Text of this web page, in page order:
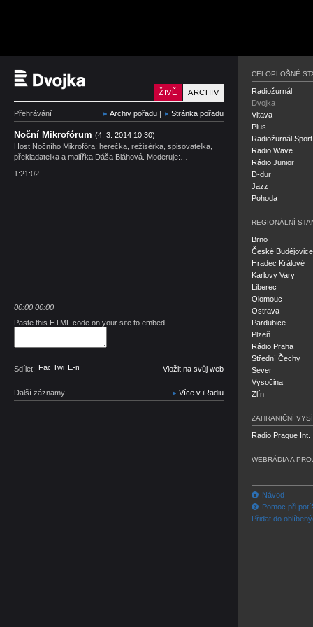
Český rozhlas Dvojka
ARCHIV
ŽIVĚ
Přehrávání Archiv pořadu | Stránka pořadu
Noční Mikrofórum (4. 3. 2014 10:30)
Host Nočního Mikrofóra: herečka, režisérka, spisovatelka,
překladatelka a malířka Dáša Bláhová. Moderuje:…
1:21:02
00:00 00:00
Paste this HTML code on your site to embed.
Sdílet: Facebook
TwitterE-mail Vložit na svůj web
Další záznamy Více v iRadiu
CELOPLOŠNÉ
Radiožurnál
Dvojka
Vltava
Plus
Radiožurnál Sport
Radio Wave
Rádio Junior
D-dur
Jazz
Pohoda
REGIONÁLNÍ
Brno
České Budějovice
Hradec Králové
Karlovy Vary
Liberec
Olomouc
Ostrava
Pardubice
Plzeň
Rádio Praha
Střední Čechy
Sever
Vysočina
Zlín
ZAHRANIČNÍ
Radio Prague Int.
WEBRÁDIA A
Návod
Pomoc při
Přidat do